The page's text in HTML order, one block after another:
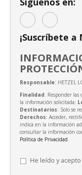
¡Suscríbete
Responsable: HETZEL
Finalidad: Responder
la información solicitada;
Destinatarios: Solo se
Derechos: Acceder,
indica en la información
consultar la información
Política de Privacidad.
He leído y acepto